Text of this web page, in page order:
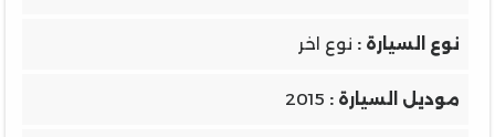
نوع السيارة : نوع اخر
موديل السيارة : 2015